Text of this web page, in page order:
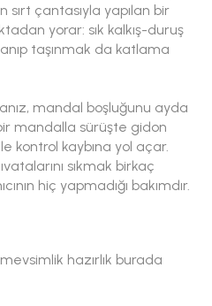
çantasıyla yapılan bir
yorar: sık kalkış-duruş
taşınmak da katlama
mandal boşluğunu ayda
mandalla sürüşte gidon
kontrol kaybına yol açar.
sıkmak birkaç
hiç yapmadığı bakımdır.
hazırlık burada